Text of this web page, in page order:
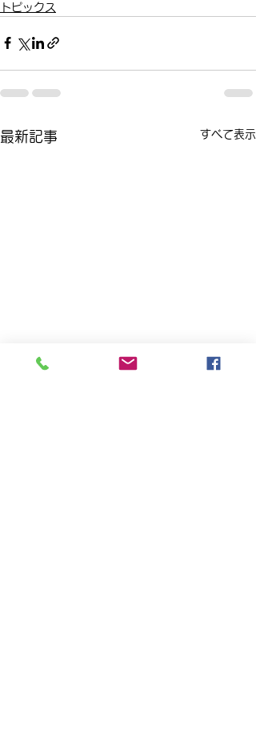
トピックス
最新記事 すべて表示